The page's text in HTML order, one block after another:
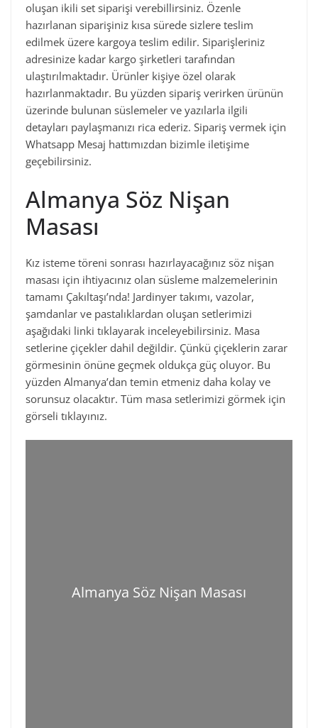
oluşan ikili set siparişi verebillirsiniz. Özenle
hazırlanan siparişiniz kısa sürede sizlere teslim
edilmek üzere kargoya teslim edilir. Siparişleriniz
adresinize kadar kargo şirketleri tarafından
ulaştırılmaktadır. Ürünler kişiye özel olarak
hazırlanmaktadır. Bu yüzden sipariş verirken ürünün
üzerinde bulunan süslemeler ve yazılarla ilgili
detayları paylaşmanızı rica ederiz. Sipariş vermek için
Whatsapp Mesaj hattımızdan bizimle iletişime
geçebilirsiniz.
Almanya Söz Nişan
Masası
Kız isteme töreni sonrası hazırlayacağınız söz nişan
masası için ihtiyacınız olan süsleme malzemelerinin
tamamı Çakıltaşı’nda! Jardinyer takımı, vazolar,
şamdanlar ve pastalıklardan oluşan setlerimizi
aşağıdaki linki tıklayarak inceleyebilirsiniz. Masa
setlerine çiçekler dahil değildir. Çünkü çiçeklerin zarar
görmesinin önüne geçmek oldukça güç oluyor. Bu
yüzden Almanya’dan temin etmeniz daha kolay ve
sorunsuz olacaktır. Tüm masa setlerimizi görmek için
görseli tıklayınız.
Almanya Söz Nişan Masası